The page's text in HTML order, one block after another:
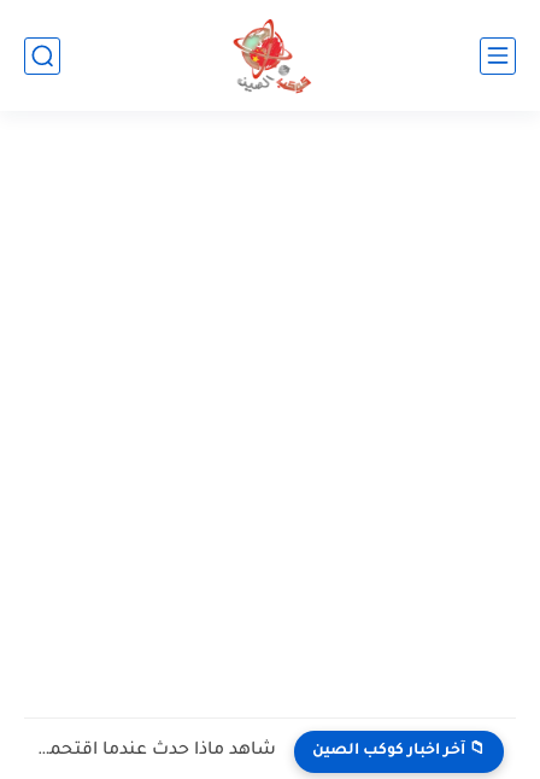
📁 آخر اخبار كوكب الصين شاهد كيف يتغلب النمس على الكوبرا في مواجهة تعتمد على...